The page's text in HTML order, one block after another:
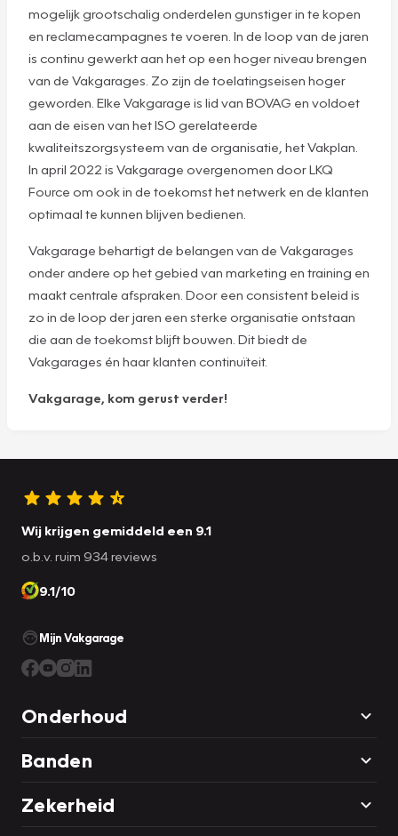
mogelijk grootschalig onderdelen gunstiger in te kopen
en reclamecampagnes te voeren. In de loop van de jaren
is continu gewerkt aan het op een hoger niveau brengen
van de Vakgarages. Zo zijn de toelatingseisen hoger
geworden. Elke Vakgarage is lid van BOVAG en voldoet
aan de eisen van het ISO gerelateerde
kwaliteitszorgsysteem van de organisatie, het Vakplan.
In april 2022 is Vakgarage overgenomen door LKQ
Fource om ook in de toekomst het netwerk en de klanten
optimaal te kunnen blijven bedienen.
Vakgarage behartigt de belangen van de Vakgarages
onder andere op het gebied van marketing en training en
maakt centrale afspraken. Door een consistent beleid is
zo in de loop der jaren een sterke organisatie ontstaan
die aan de toekomst blijft bouwen. Dit biedt de
Vakgarages én haar klanten continuïteit.
Vakgarage, kom gerust verder!
Wij krijgen gemiddeld een 9.1
o.b.v. ruim 934 reviews
9.1/10
Mijn Vakgarage
Onderhoud
Banden
Zekerheid